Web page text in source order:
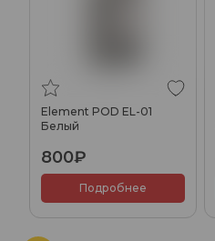
Element POD EL-01
Белый
800₽
Подробнее